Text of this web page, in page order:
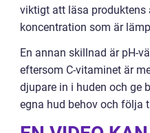
viktigt att läsa produktens
koncentration som är
En annan skillnad är pH-
eftersom C-vitaminet är
djupare in i huden och ge
egna hud behov och följa